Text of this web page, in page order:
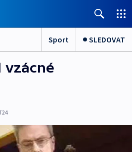
Sport SLEDOVAT
vzácné